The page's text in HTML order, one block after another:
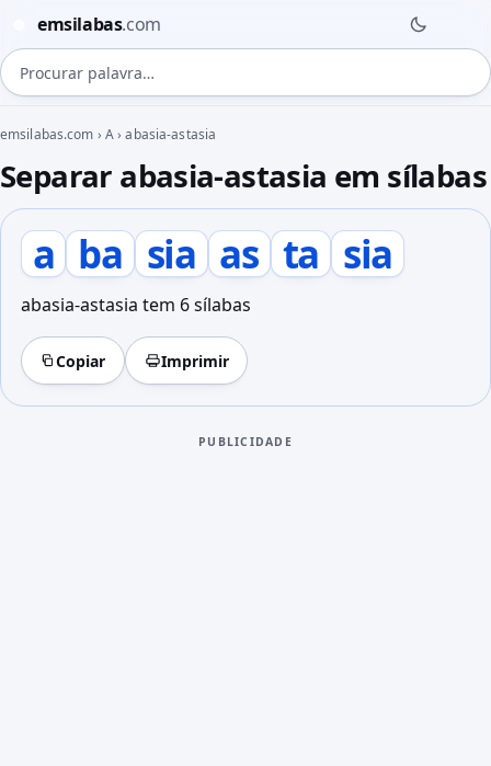
emsilabas.com
Procurar palavra
emsilabas.com › A›abasia-astasia
Separar abasia-astasia em sílabas
a ba sia as ta sia
abasia-astasia tem 6 sílabas
Copiar Imprimir
PUBLICIDADE